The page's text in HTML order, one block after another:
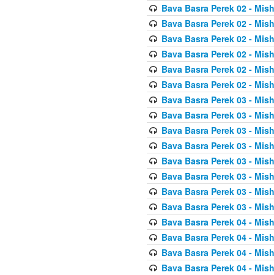
Bava Basra Perek 02 -
Bava Basra Perek 02 -
Bava Basra Perek 02 -
Bava Basra Perek 02 -
Bava Basra Perek 02 -
Bava Basra Perek 02 -
Bava Basra Perek 03 -
Bava Basra Perek 03 -
Bava Basra Perek 03 -
Bava Basra Perek 03 -
Bava Basra Perek 03 -
Bava Basra Perek 03 -
Bava Basra Perek 03 -
Bava Basra Perek 03 -
Bava Basra Perek 04 -
Bava Basra Perek 04 -
Bava Basra Perek 04 -
Bava Basra Perek 04 -